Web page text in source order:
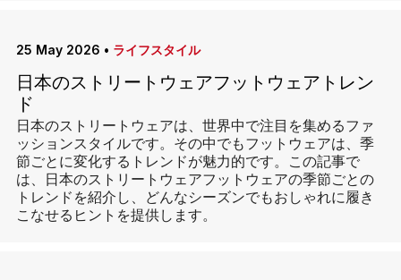
25 May 2026 • ライフスタイル
日本のストリートウェアフットウェアトレン
ド
日本のストリートウェアは、世界中で注目を集めるファ
ッションスタイルです。その中でもフットウェアは、季
節ごとに変化するトレンドが魅力的です。この記事で
は、日本のストリートウェアフットウェアの季節ごとの
トレンドを紹介し、どんなシーズンでもおしゃれに履き
こなせるヒントを提供します。